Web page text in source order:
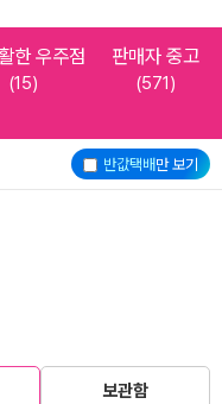
한 우주점
(15)
판매자 중고
(571)
반값택배만 보기
보관함